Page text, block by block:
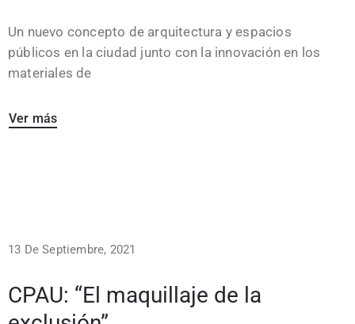
Un nuevo concepto de arquitectura y espacios
públicos en la ciudad junto con la innovación en los
materiales de
Ver más
13 De Septiembre, 2021
CPAU: “El maquillaje de la